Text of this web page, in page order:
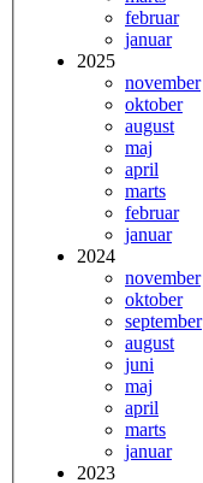
februar
januar
2025
november
oktober
august
maj
april
marts
februar
januar
2024
november
oktober
september
august
juni
maj
april
marts
januar
2023